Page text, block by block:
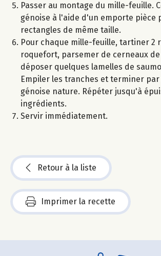
Passer au montage du mille-feuille.
génoise à l'aide d'un emporte pièce
rectangles de même taille.
Pour chaque mille-feuille, tartiner 2
roquefort, parsemer de cerneaux
déposer quelques lamelles de
Empiler les tranches et terminer
génoise nature. Répéter jusqu'à
ingrédients.
Servir immédiatement.
Retour à la liste
Imprimer la recette